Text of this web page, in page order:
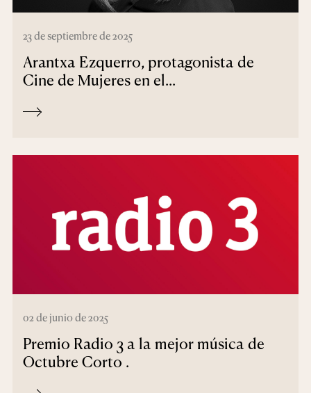
23 de septiembre de 2025
Arantxa Ezquerro, protagonista de
Cine de Mujeres en el...
02 de junio de 2025
Premio Radio 3 a la mejor música de
Octubre Corto .